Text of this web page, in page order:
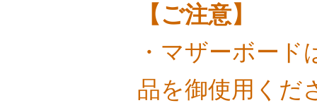
【ご注意】
・マザーボード
品を御使用くだ